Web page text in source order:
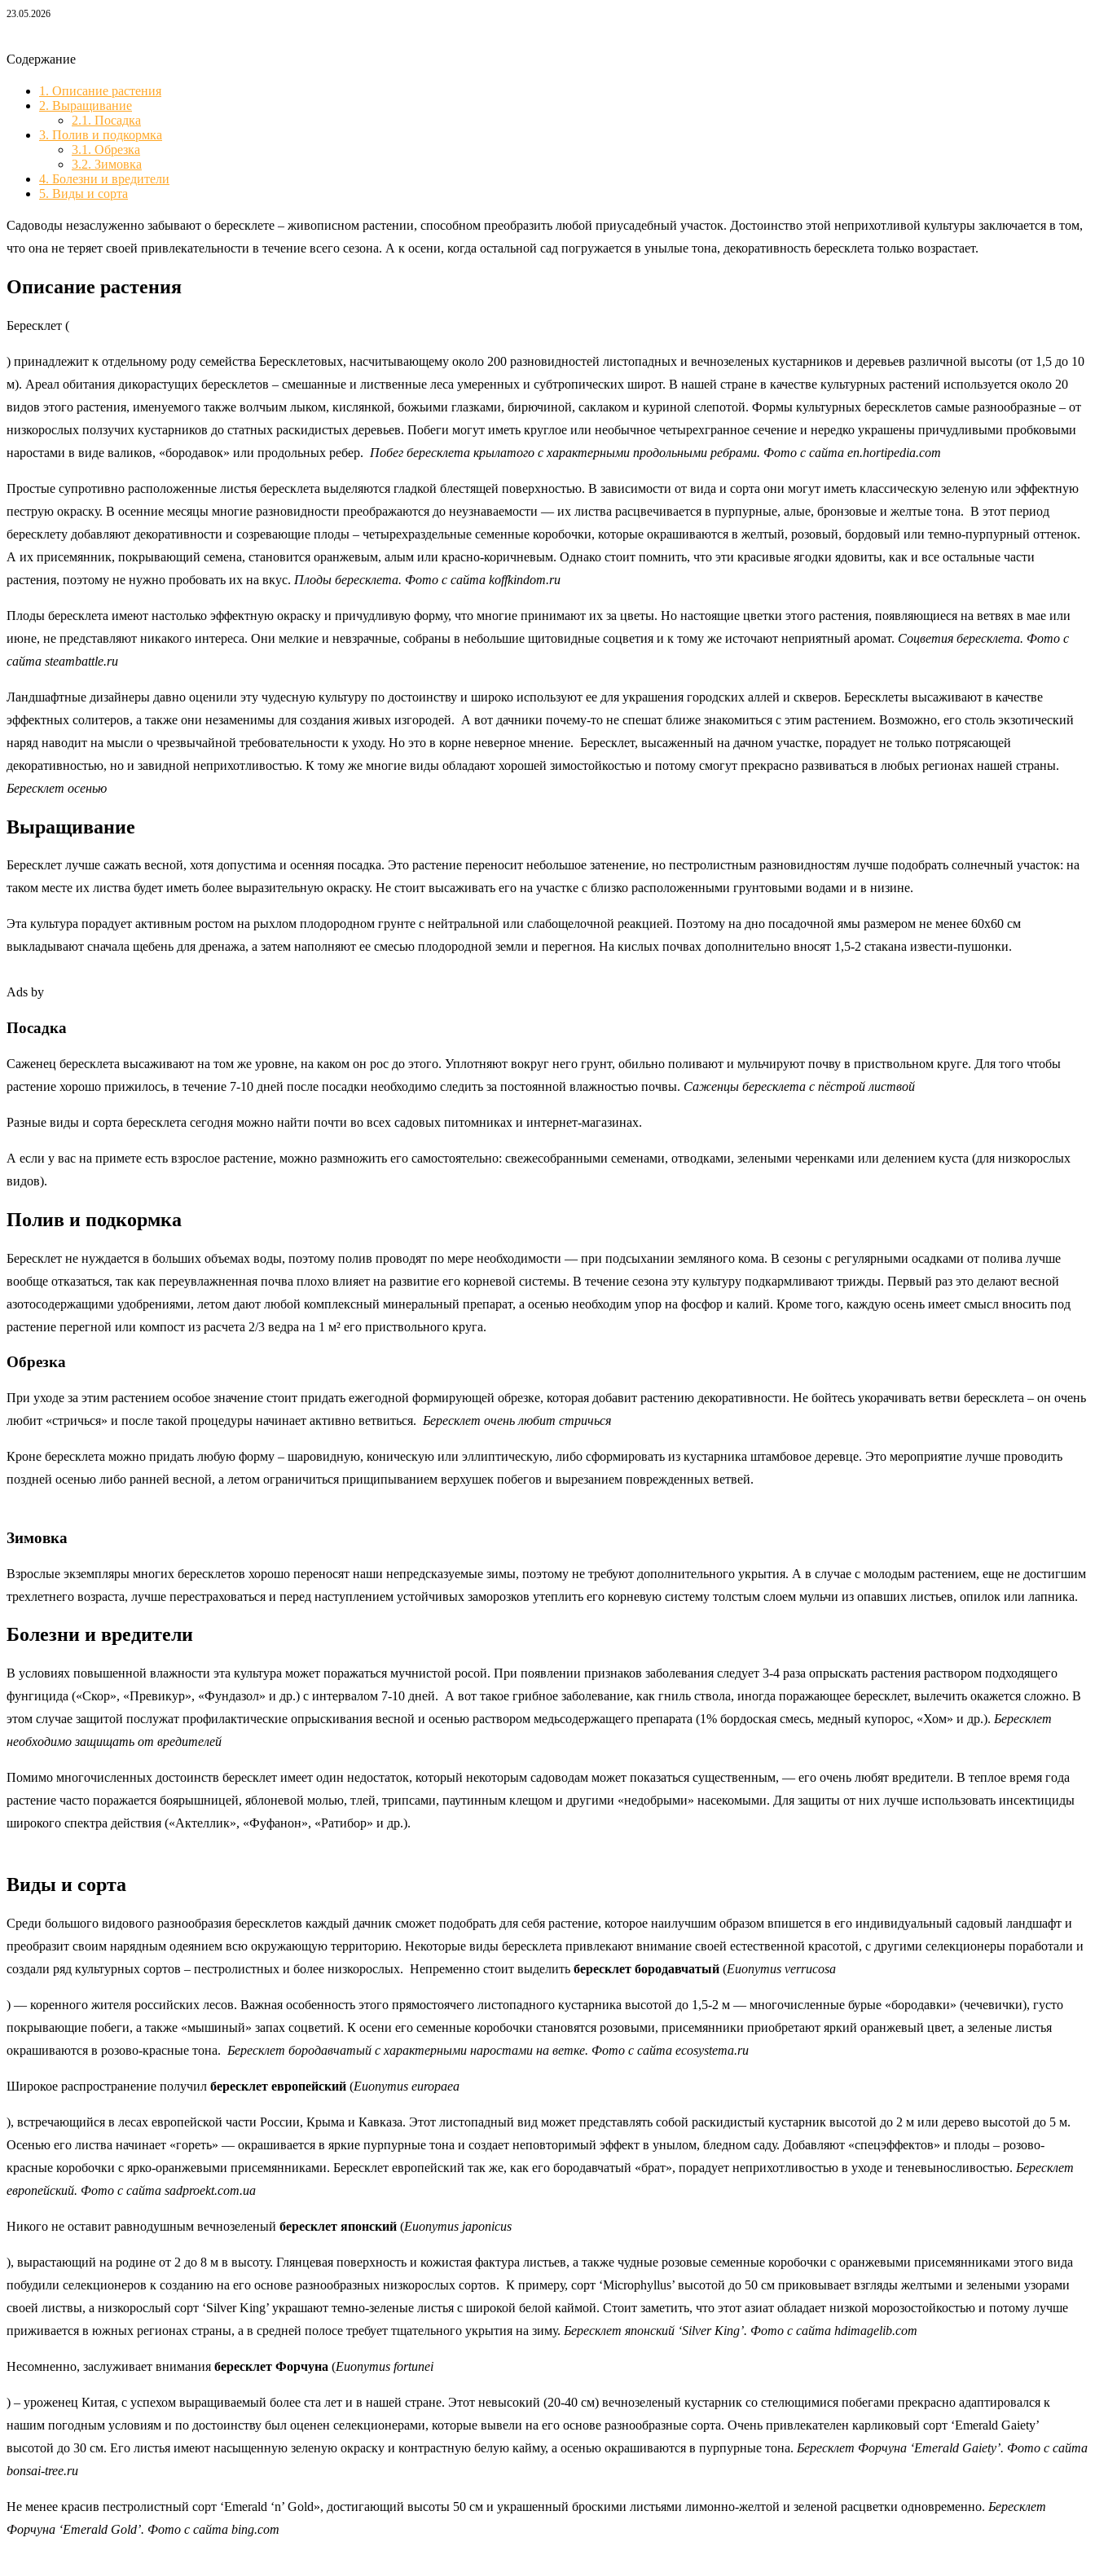
23.05.2026
Содержание
1. Описание растения
2. Выращивание
2.1. Посадка
3. Полив и подкормка
3.1. Обрезка
3.2. Зимовка
4. Болезни и вредители
5. Виды и сорта
Садоводы незаслуженно забывают о бересклете – живописном растении, способном преобразить любой приусадебный участок. Достоинство этой неприхотливой культуры заключается в том,
что она не теряет своей привлекательности в течение всего сезона. А к осени, когда остальной сад погружается в унылые тона, декоративность бересклета только возрастает.
Описание растения
Бересклет (
) принадлежит к отдельному роду семейства Бересклетовых, насчитывающему около 200 разновидностей листопадных и вечнозеленых кустарников и деревьев различной высоты (от 1,5 до 10
м). Ареал обитания дикорастущих бересклетов – смешанные и лиственные леса умеренных и субтропических широт. В нашей стране в качестве культурных растений используется около 20
видов этого растения, именуемого также волчьим лыком, кислянкой, божьими глазками, бирючиной, саклаком и куриной слепотой. Формы культурных бересклетов самые разнообразные – от
низкорослых ползучих кустарников до статных раскидистых деревьев. Побеги могут иметь круглое или необычное четырехгранное сечение и нередко украшены причудливыми пробковыми
наростами в виде валиков, «бородавок» или продольных ребер. Побег бересклета крылатого с характерными продольными ребрами. Фото с сайта en.hortipedia.com
Простые супротивно расположенные листья бересклета выделяются гладкой блестящей поверхностью. В зависимости от вида и сорта они могут иметь классическую зеленую или эффектную
пеструю окраску. В осенние месяцы многие разновидности преображаются до неузнаваемости — их листва расцвечивается в пурпурные, алые, бронзовые и желтые тона. В этот период
бересклету добавляют декоративности и созревающие плоды – четырехраздельные семенные коробочки, которые окрашиваются в желтый, розовый, бордовый или темно-пурпурный оттенок.
А их присемянник, покрывающий семена, становится оранжевым, алым или красно-коричневым. Однако стоит помнить, что эти красивые ягодки ядовиты, как и все остальные части
растения, поэтому не нужно пробовать их на вкус. Плоды бересклета. Фото с сайта koffkindom.ru
Плоды бересклета имеют настолько эффектную окраску и причудливую форму, что многие принимают их за цветы. Но настоящие цветки этого растения, появляющиеся на ветвях в мае или
июне, не представляют никакого интереса. Они мелкие и невзрачные, собраны в небольшие щитовидные соцветия и к тому же источают неприятный аромат. Соцветия бересклета. Фото с
сайта steambattle.ru
Ландшафтные дизайнеры давно оценили эту чудесную культуру по достоинству и широко используют ее для украшения городских аллей и скверов. Бересклеты высаживают в качестве
эффектных солитеров, а также они незаменимы для создания живых изгородей. А вот дачники почему-то не спешат ближе знакомиться с этим растением. Возможно, его столь экзотический
наряд наводит на мысли о чрезвычайной требовательности к уходу. Но это в корне неверное мнение. Бересклет, высаженный на дачном участке, порадует не только потрясающей
декоративностью, но и завидной неприхотливостью. К тому же многие виды обладают хорошей зимостойкостью и потому смогут прекрасно развиваться в любых регионах нашей страны.
Бересклет осенью
Выращивание
Бересклет лучше сажать весной, хотя допустима и осенняя посадка. Это растение переносит небольшое затенение, но пестролистным разновидностям лучше подобрать солнечный участок: на
таком месте их листва будет иметь более выразительную окраску. Не стоит высаживать его на участке с близко расположенными грунтовыми водами и в низине.
Эта культура порадует активным ростом на рыхлом плодородном грунте с нейтральной или слабощелочной реакцией. Поэтому на дно посадочной ямы размером не менее 60х60 см
выкладывают сначала щебень для дренажа, а затем наполняют ее смесью плодородной земли и перегноя. На кислых почвах дополнительно вносят 1,5-2 стакана извести-пушонки.
Ads by
Посадка
Саженец бересклета высаживают на том же уровне, на каком он рос до этого. Уплотняют вокруг него грунт, обильно поливают и мульчируют почву в приствольном круге. Для того чтобы
растение хорошо прижилось, в течение 7-10 дней после посадки необходимо следить за постоянной влажностью почвы. Саженцы бересклета с пёстрой листвой
Разные виды и сорта бересклета сегодня можно найти почти во всех садовых питомниках и интернет-магазинах.
А если у вас на примете есть взрослое растение, можно размножить его самостоятельно: свежесобранными семенами, отводками, зелеными черенками или делением куста (для низкорослых
видов).
Полив и подкормка
Бересклет не нуждается в больших объемах воды, поэтому полив проводят по мере необходимости — при подсыхании земляного кома. В сезоны с регулярными осадками от полива лучше
вообще отказаться, так как переувлажненная почва плохо влияет на развитие его корневой системы. В течение сезона эту культуру подкармливают трижды. Первый раз это делают весной
азотосодержащими удобрениями, летом дают любой комплексный минеральный препарат, а осенью необходим упор на фосфор и калий. Кроме того, каждую осень имеет смысл вносить под
растение перегной или компост из расчета 2/3 ведра на 1 м² его приствольного круга.
Обрезка
При уходе за этим растением особое значение стоит придать ежегодной формирующей обрезке, которая добавит растению декоративности. Не бойтесь укорачивать ветви бересклета – он очень
любит «стричься» и после такой процедуры начинает активно ветвиться. Бересклет очень любит стричься
Кроне бересклета можно придать любую форму – шаровидную, коническую или эллиптическую, либо сформировать из кустарника штамбовое деревце. Это мероприятие лучше проводить
поздней осенью либо ранней весной, а летом ограничиться прищипыванием верхушек побегов и вырезанием поврежденных ветвей.
Зимовка
Взрослые экземпляры многих бересклетов хорошо переносят наши непредсказуемые зимы, поэтому не требуют дополнительного укрытия. А в случае с молодым растением, еще не достигшим
трехлетнего возраста, лучше перестраховаться и перед наступлением устойчивых заморозков утеплить его корневую систему толстым слоем мульчи из опавших листьев, опилок или лапника.
Болезни и вредители
В условиях повышенной влажности эта культура может поражаться мучнистой росой. При появлении признаков заболевания следует 3-4 раза опрыскать растения раствором подходящего
фунгицида («Скор», «Превикур», «Фундазол» и др.) с интервалом 7-10 дней. А вот такое грибное заболевание, как гниль ствола, иногда поражающее бересклет, вылечить окажется сложно. В
этом случае защитой послужат профилактические опрыскивания весной и осенью раствором медьсодержащего препарата (1% бордоская смесь, медный купорос, «Хом» и др.). Бересклет
необходимо защищать от вредителей
Помимо многочисленных достоинств бересклет имеет один недостаток, который некоторым садоводам может показаться существенным, — его очень любят вредители. В теплое время года
растение часто поражается боярышницей, яблоневой молью, тлей, трипсами, паутинным клещом и другими «недобрыми» насекомыми. Для защиты от них лучше использовать инсектициды
широкого спектра действия («Актеллик», «Фуфанон», «Ратибор» и др.).
Виды и сорта
Среди большого видового разнообразия бересклетов каждый дачник сможет подобрать для себя растение, которое наилучшим образом впишется в его индивидуальный садовый ландшафт и
преобразит своим нарядным одеянием всю окружающую территорию. Некоторые виды бересклета привлекают внимание своей естественной красотой, с другими селекционеры поработали и
создали ряд культурных сортов – пестролистных и более низкорослых. Непременно стоит выделить бересклет бородавчатый (Euonymus verrucosa
) — коренного жителя российских лесов. Важная особенность этого прямостоячего листопадного кустарника высотой до 1,5-2 м — многочисленные бурые «бородавки» (чечевички), густо
покрывающие побеги, а также «мышиный» запах соцветий. К осени его семенные коробочки становятся розовыми, присемянники приобретают яркий оранжевый цвет, а зеленые листья
окрашиваются в розово-красные тона. Бересклет бородавчатый c характерными наростами на ветке. Фото с сайта ecosystema.ru
Широкое распространение получил бересклет европейский (Euonymus europaea
), встречающийся в лесах европейской части России, Крыма и Кавказа. Этот листопадный вид может представлять собой раскидистый кустарник высотой до 2 м или дерево высотой до 5 м.
Осенью его листва начинает «гореть» — окрашивается в яркие пурпурные тона и создает неповторимый эффект в унылом, бледном саду. Добавляют «спецэффектов» и плоды – розово-
красные коробочки с ярко-оранжевыми присемянниками. Бересклет европейский так же, как его бородавчатый «брат», порадует неприхотливостью в уходе и теневыносливостью. Бересклет
европейский. Фото с сайта sadproekt.com.ua
Никого не оставит равнодушным вечнозеленый бересклет японский (Euonymus japonicus
), вырастающий на родине от 2 до 8 м в высоту. Глянцевая поверхность и кожистая фактура листьев, а также чудные розовые семенные коробочки с оранжевыми присемянниками этого вида
побудили селекционеров к созданию на его основе разнообразных низкорослых сортов. К примеру, сорт ‘Microphyllus’ высотой до 50 см приковывает взгляды желтыми и зелеными узорами
своей листвы, а низкорослый сорт ‘Silver King’ украшают темно-зеленые листья с широкой белой каймой. Стоит заметить, что этот азиат обладает низкой морозостойкостью и потому лучше
приживается в южных регионах страны, а в cредней полосе требует тщательного укрытия на зиму. Бересклет японский ‘Silver King’. Фото с сайта hdimagelib.com
Несомненно, заслуживает внимания бересклет Форчуна (Euonymus fortunei
) – уроженец Китая, с успехом выращиваемый более ста лет и в нашей стране. Этот невысокий (20-40 см) вечнозеленый кустарник со стелющимися побегами прекрасно адаптировался к
нашим погодным условиям и по достоинству был оценен селекционерами, которые вывели на его основе разнообразные сорта. Очень привлекателен карликовый сорт ‘Emerald Gaiety’
высотой до 30 см. Его листья имеют насыщенную зеленую окраску и контрастную белую кайму, а осенью окрашиваются в пурпурные тона. Бересклет Форчуна ‘Emerald Gaiety’. Фото с сайта
bonsai-tree.ru
Не менее красив пестролистный сорт ‘Emerald ‘n’ Gold», достигающий высоты 50 см и украшенный броскими листьями лимонно-желтой и зеленой расцветки одновременно. Бересклет
Форчуна ‘Emerald Gold’. Фото с сайта bing.com